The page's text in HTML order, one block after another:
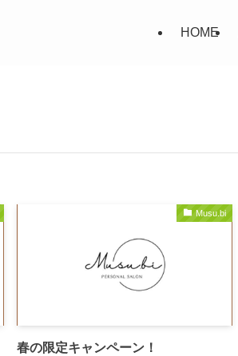
HOME
Musu.bi
春の限定キャンペーン！